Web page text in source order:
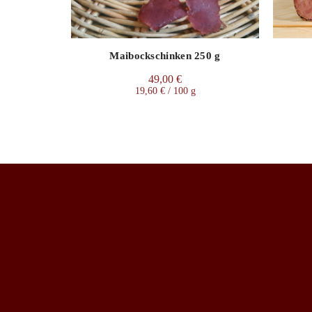
Maibockschinken 250 g
49,00 €
19,60 €/ 100 g